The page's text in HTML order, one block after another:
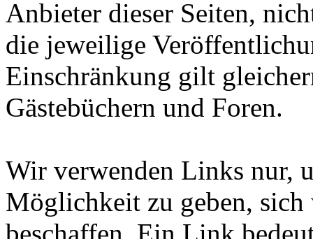
Anbieter dieser Seiten,
die jeweilige
Einschränkung gilt
Gästebüchern und Foren.
Wir verwenden Links nur,
Möglichkeit zu geben,